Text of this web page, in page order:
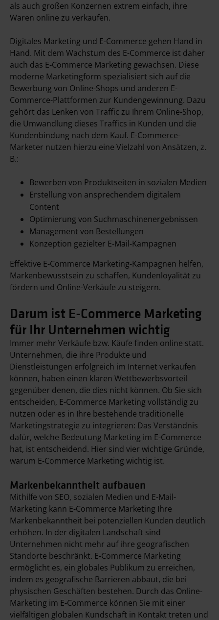
als auch großen Konzernen extrem einfach, ihre
Waren online zu verkaufen.
Digitales Marketing und E-Commerce gehen Hand in
Hand. Mit dem Wachstum des E-Commerce ist daher
auch das E-Commerce Marketing gewachsen. Diese
moderne Marketingform spezialisiert sich auf die
Bewerbung von Online-Shops und anderen E-
Commerce-Plattformen zur Kundengewinnung. Dazu
gehört das Lenken von Traffic zu Ihrem Online-Shop,
die Umwandlung dieses Traffics in Kunden und die
Kundenbindung nach dem Kauf. E-Commerce-
Marketer nutzen hierzu eine Vielzahl von Ansätzen, z.
B.:
Bewerben von Produktseiten in sozialen Medien
Erstellung von ansprechendem digitalem
Content
Optimierung von Suchmaschinenergebnissen
Management von Bestellungen
Konzeption gezielter E-Mail-Kampagnen
Effektive E-Commerce Marketing-Kampagnen helfen,
Markenbewusstsein zu schaffen, Kundenloyalität zu
fördern und Online-Verkäufe zu steigern.
Darum ist E-Commerce Marketing
für Ihr Unternehmen wichtig
Immer mehr Verkäufe bzw. Käufe finden online statt.
Unternehmen, die ihre Produkte und
Dienstleistungen erfolgreich im Internet verkaufen
können, haben einen klaren Wettbewerbsvorteil
gegenüber denen, die dies nicht können. Ob Sie sich
entscheiden, E-Commerce Marketing vollständig zu
nutzen oder es in Ihre bestehende traditionelle
Marketingstrategie zu integrieren: Das Verständnis
dafür, welche Bedeutung Marketing im E-Commerce
hat, ist entscheidend. Hier sind vier wichtige Gründe,
warum E-Commerce Marketing wichtig ist.
Markenbekanntheit aufbauen
Mithilfe von SEO, sozialen Medien und E-Mail-
Marketing kann E-Commerce Marketing Ihre
Markenbekanntheit bei potenziellen Kunden deutlich
erhöhen. In der digitalen Landschaft sind
Unternehmen nicht mehr auf ihre geografischen
Standorte beschränkt. E-Commerce Marketing
ermöglicht es, ein globales Publikum zu erreichen,
indem es geografische Barrieren abbaut, die bei
physischen Geschäften bestehen. Durch das Online-
Marketing im E-Commerce können Sie mit einer
vielfältigen globalen Kundschaft in Kontakt treten und